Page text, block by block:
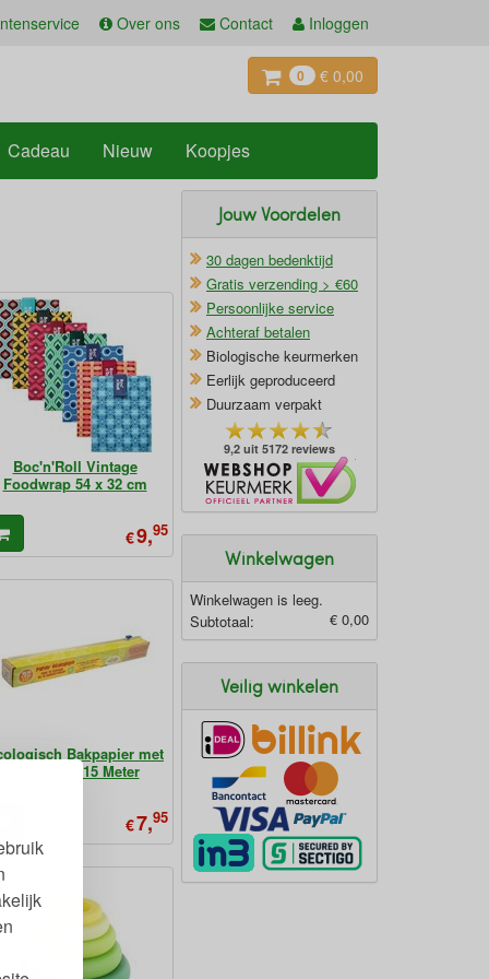
Over ons Contact Inloggen
0 € 0,00
Cadeau Nieuw Koopjes
Boc'n'Roll Vintage
Foodwrap 54 x 32 cm
€9,95
Bakpapier met
Dispenser 15 Meter
€7,95
Jouw Voordelen
30 dagen bedenktijd
Gratis verzending > €60
Persoonlijke service
Achteraf betalen
Biologische keurmerken
Eerlijk geproduceerd
Duurzaam verpakt
9,2 uit 5172 reviews
Winkelwagen
Winkelwagen is leeg.
Subtotaal:
€ 0,00
Veilig winkelen